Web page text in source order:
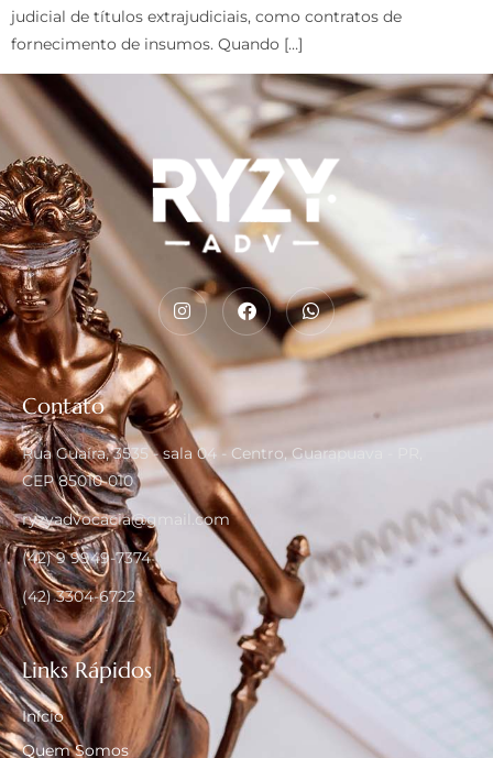
judicial de títulos extrajudiciais, como contratos de
fornecimento de insumos. Quando […]
Contato
Rua Guaíra, 3535 - sala 04 - Centro, Guarapuava - PR,
CEP 85010-010
ryzyadvocacia@gmail.com
(42) 9 9949-7374
(42) 3304-6722
Links Rápidos
Início
Quem Somos